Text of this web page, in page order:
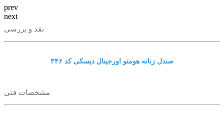
prev
next
نقد و بررسی
صندل زنانه هومتو اورجینال دیسکی کد ۳۴۶
مشخصات فنی